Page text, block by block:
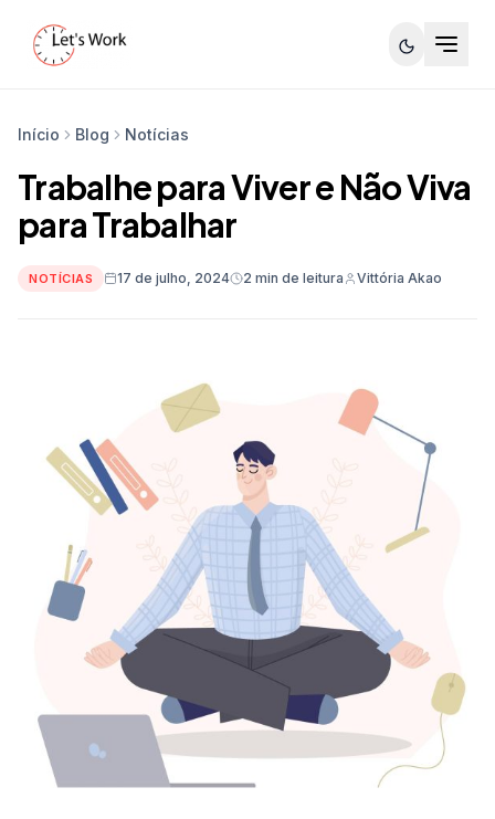
Início Blog Notícias
Trabalhe para Viver e Não Viva
para Trabalhar
NOTÍCIAS 17 de julho, 2024 2 min de leitura Vittória Akao